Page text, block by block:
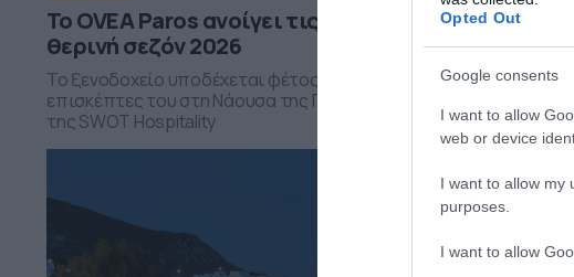
Opted Out
Google consents
I want to allow
web or device
I want to allow my
purposes.
I want to allow
Το OVEA Paros ανοίγει τις πόρτες του τη
θερινή σεζόν 2026
Το ξενοδοχείο υποδέχεται φέτος για πρώτη φορά τους
επισκέπτες του στη Νάουσα της Πάρου, υπό τη διαχείριση
της SWOT Hospitality